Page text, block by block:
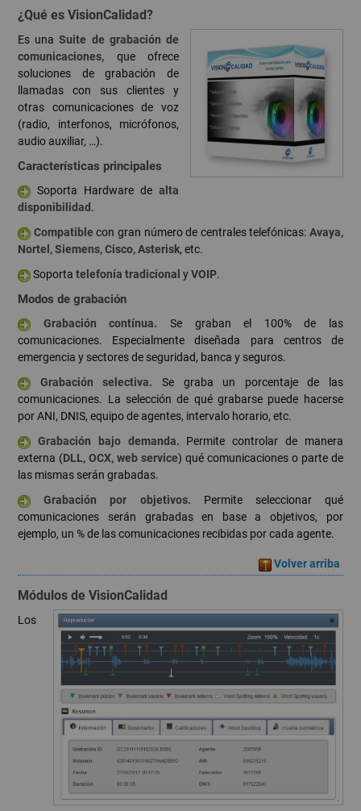
¿Qué es VisionCalidad?
Es unaSuite de grabación de
comunicaciones, que ofrece
soluciones de grabación de
llamadas con sus clientes y
otras comunicaciones de voz
(radio, interfonos, micrófonos,
audio auxiliar, …).
Características principales
Soporta Hardware de alta
disponibilidad .
Compatible con gran número de centrales telefónicas: Avaya,
Nortel, Siemens, Cisco, Asterisk, etc.
Soportatelefonía tradicional yVOIP.
Modos de grabación
Grabación contínua. Se graban el 100% de las
comunicaciones. Especialmente diseñada para centros de
emergencia y sectores de seguridad, banca y seguros.
Grabación selectiva. Se graba un porcentaje de las
comunicaciones. La selección de qué grabarse puede hacerse
por ANI, DNIS, equipo de agentes, intervalo horario, etc.
Grabación bajo demanda. Permite controlar de manera
externa (DLL, OCX, web service) qué comunicaciones o parte de
las mismas serán grabadas.
Grabación por objetivos. Permite seleccionar qué
comunicaciones serán grabadas en base a objetivos, por
ejemplo, un % de las comunicaciones recibidas por cada agente.
Volver arriba
Módulos de VisionCalidad
Los